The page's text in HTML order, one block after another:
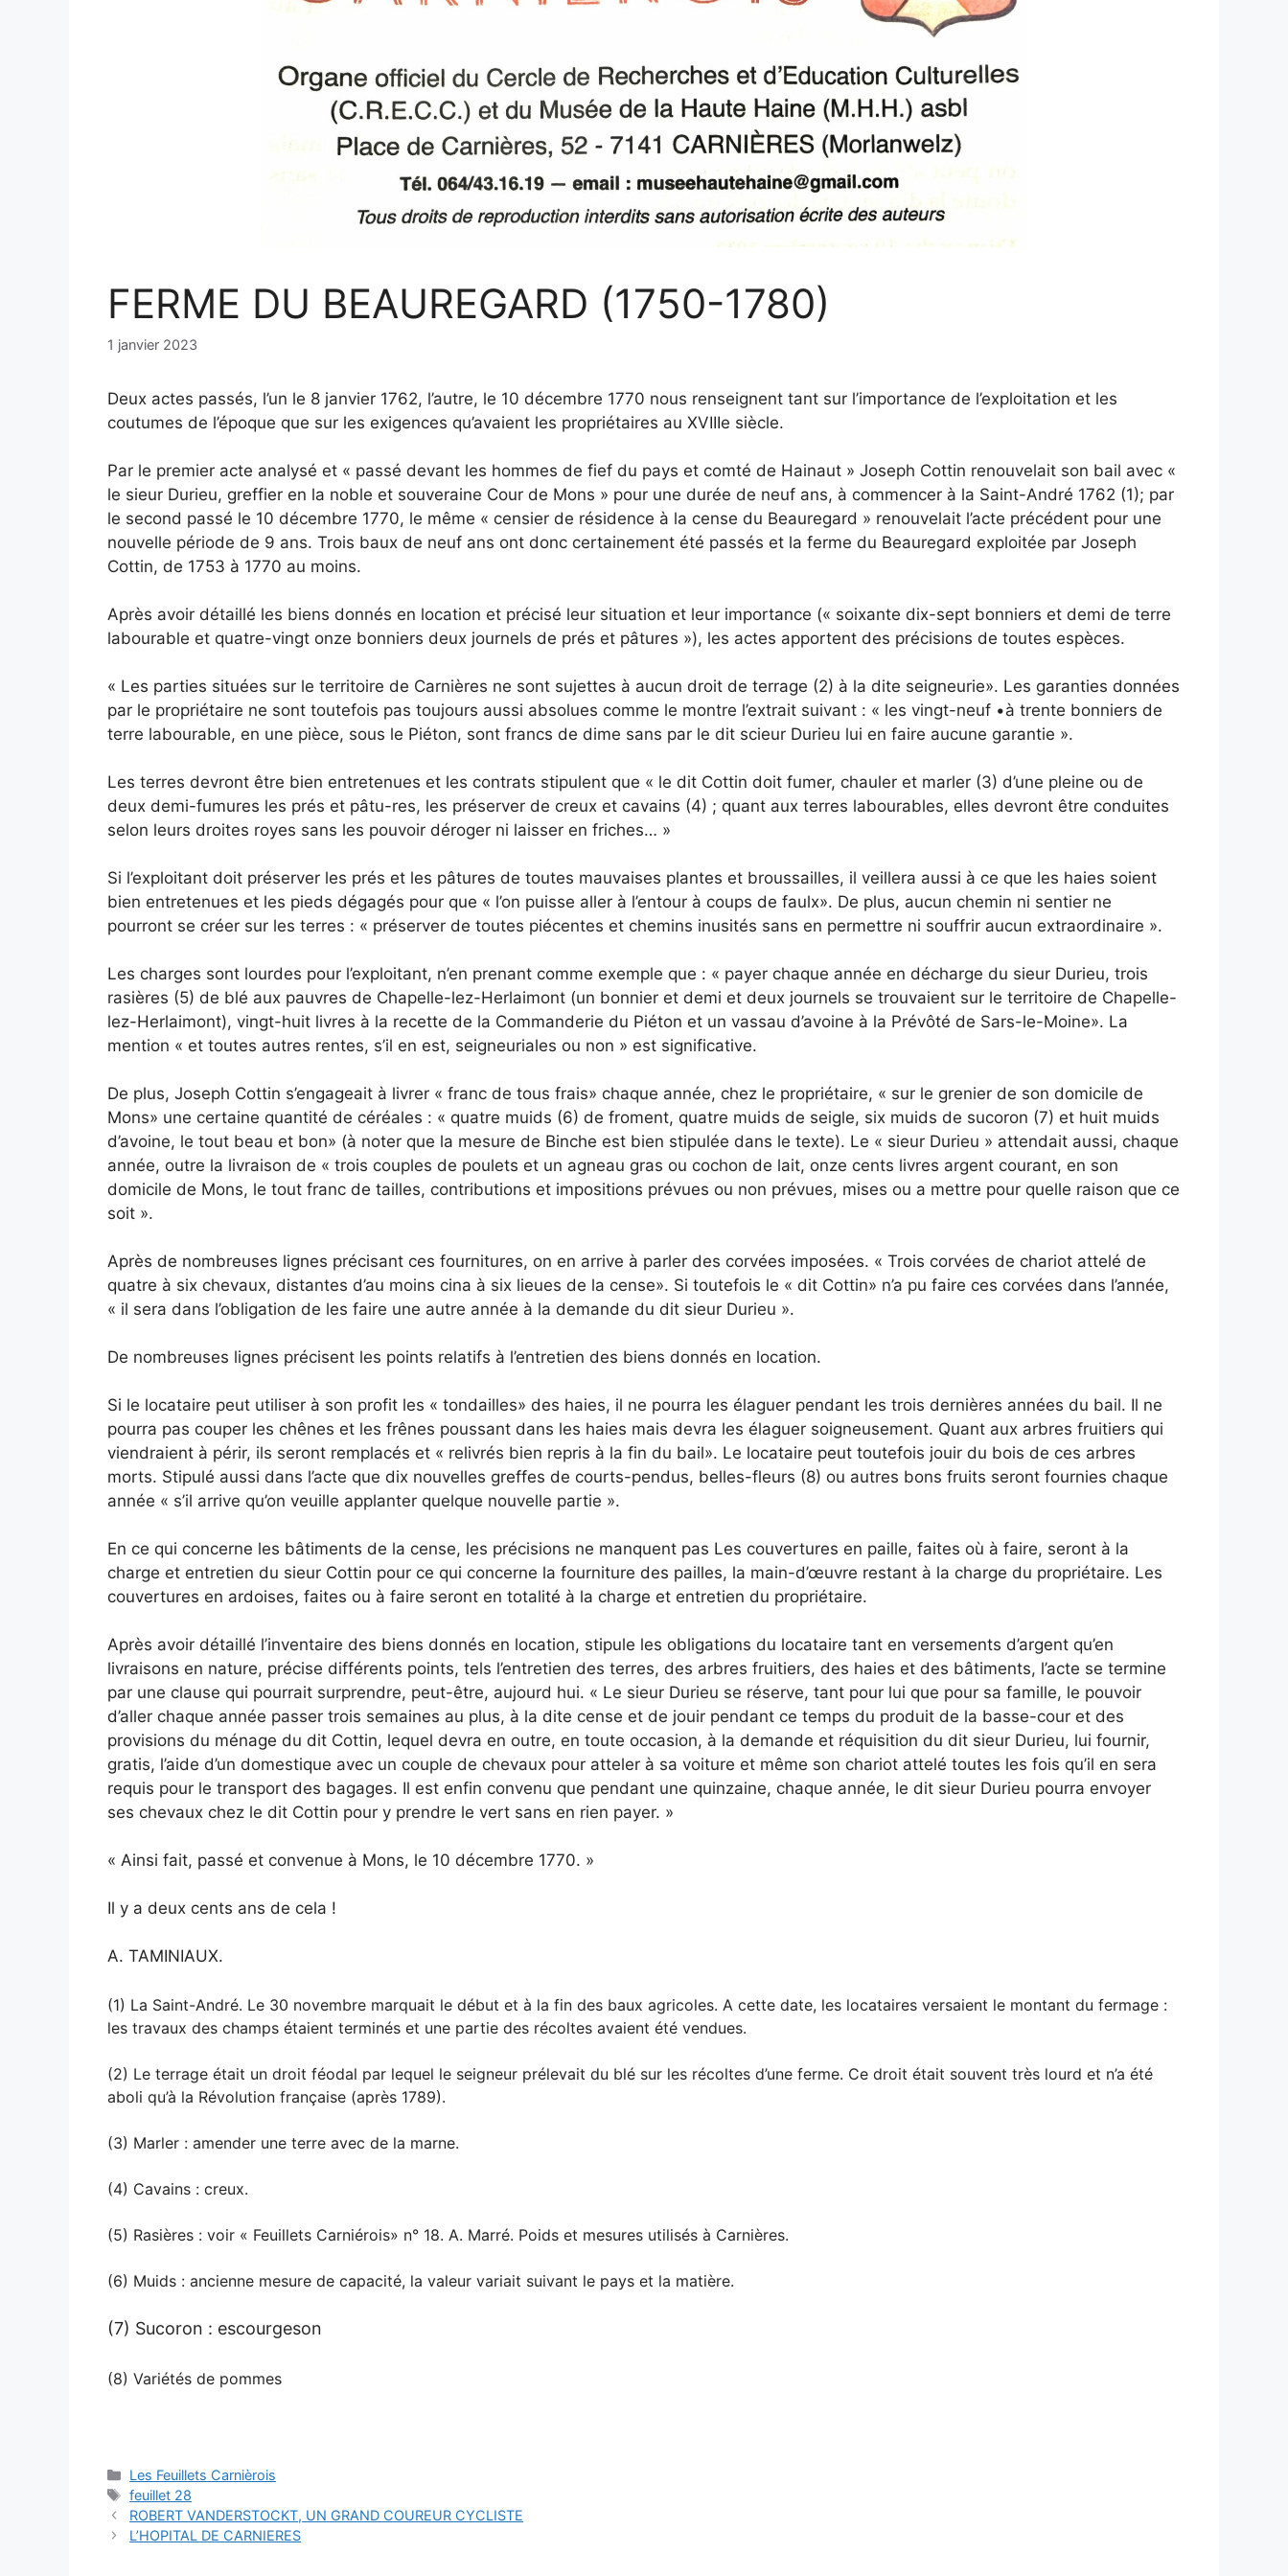
FERME DU BEAUREGARD (1750-1780)
1 janvier 2023
Deux actes passés, l’un le 8 janvier 1762, l’autre, le 10 décembre 1770 nous renseignent tant sur l’importance de l’exploitation et les
coutumes de l’époque que sur les exigences qu’avaient les propriétaires au XVIIIe siècle.
Par le premier acte analysé et « passé devant les hommes de fief du pays et comté de Hainaut » Joseph Cottin renouvelait son bail avec «
le sieur Durieu, greffier en la noble et souveraine Cour de Mons » pour une durée de neuf ans, à commencer à la Saint-André 1762 (1); par
le second passé le 10 décembre 1770, le même « censier de résidence à la cense du Beauregard » renouvelait l’acte précédent pour une
nouvelle période de 9 ans. Trois baux de neuf ans ont donc certainement été passés et la ferme du Beauregard exploitée par Joseph
Cottin, de 1753 à 1770 au moins.
Après avoir détaillé les biens donnés en location et précisé leur situation et leur importance (« soixante dix-sept bonniers et demi de terre
labourable et quatre-vingt onze bonniers deux journels de prés et pâtures »), les actes apportent des précisions de toutes espèces.
« Les parties situées sur le territoire de Carnières ne sont sujettes à aucun droit de terrage (2) à la dite seigneurie». Les garanties données
par le propriétaire ne sont toutefois pas toujours aussi absolues comme le montre l’extrait suivant : « les vingt-neuf •à trente bonniers de
terre labourable, en une pièce, sous le Piéton, sont francs de dime sans par le dit scieur Durieu lui en faire aucune garantie ».
Les terres devront être bien entretenues et les contrats stipulent que « le dit Cottin doit fumer, chauler et marler (3) d’une pleine ou de
deux demi-fumures les prés et pâtu-res, les préserver de creux et cavains (4) ; quant aux terres labourables, elles devront être conduites
selon leurs droites royes sans les pouvoir déroger ni laisser en friches… »
Si l’exploitant doit préserver les prés et les pâtures de toutes mauvaises plantes et broussailles, il veillera aussi à ce que les haies soient
bien entretenues et les pieds dégagés pour que « l’on puisse aller à l’entour à coups de faulx». De plus, aucun chemin ni sentier ne
pourront se créer sur les terres : « préserver de toutes piécentes et chemins inusités sans en permettre ni souffrir aucun extraordinaire ».
Les charges sont lourdes pour l’exploitant, n’en prenant comme exemple que : « payer chaque année en décharge du sieur Durieu, trois
rasières (5) de blé aux pauvres de Chapelle-lez-Herlaimont (un bonnier et demi et deux journels se trouvaient sur le territoire de Chapelle-
lez-Herlaimont), vingt-huit livres à la recette de la Commanderie du Piéton et un vassau d’avoine à la Prévôté de Sars-le-Moine». La
mention « et toutes autres rentes, s’il en est, seigneuriales ou non » est significative.
De plus, Joseph Cottin s’engageait à livrer « franc de tous frais» chaque année, chez le propriétaire, « sur le grenier de son domicile de
Mons» une certaine quantité de céréales : « quatre muids (6) de froment, quatre muids de seigle, six muids de sucoron (7) et huit muids
d’avoine, le tout beau et bon» (à noter que la mesure de Binche est bien stipulée dans le texte). Le « sieur Durieu » attendait aussi, chaque
année, outre la livraison de « trois couples de poulets et un agneau gras ou cochon de lait, onze cents livres argent courant, en son
domicile de Mons, le tout franc de tailles, contributions et impositions prévues ou non prévues, mises ou a mettre pour quelle raison que ce
soit ».
Après de nombreuses lignes précisant ces fournitures, on en arrive à parler des corvées imposées. « Trois corvées de chariot attelé de
quatre à six chevaux, distantes d’au moins cina à six lieues de la cense». Si toutefois le « dit Cottin» n’a pu faire ces corvées dans l’année,
« il sera dans l’obligation de les faire une autre année à la demande du dit sieur Durieu ».
De nombreuses lignes précisent les points relatifs à l’entretien des biens donnés en location.
Si le locataire peut utiliser à son profit les « tondailles» des haies, il ne pourra les élaguer pendant les trois dernières années du bail. Il ne
pourra pas couper les chênes et les frênes poussant dans les haies mais devra les élaguer soigneusement. Quant aux arbres fruitiers qui
viendraient à périr, ils seront remplacés et « relivrés bien repris à la fin du bail». Le locataire peut toutefois jouir du bois de ces arbres
morts. Stipulé aussi dans l’acte que dix nouvelles greffes de courts-pendus, belles-fleurs (8) ou autres bons fruits seront fournies chaque
année « s’il arrive qu’on veuille applanter quelque nouvelle partie ».
En ce qui concerne les bâtiments de la cense, les précisions ne manquent pas Les couvertures en paille, faites où à faire, seront à la
charge et entretien du sieur Cottin pour ce qui concerne la fourniture des pailles, la main-d’œuvre restant à la charge du propriétaire. Les
couvertures en ardoises, faites ou à faire seront en totalité à la charge et entretien du propriétaire.
Après avoir détaillé l’inventaire des biens donnés en location, stipule les obligations du locataire tant en versements d’argent qu’en
livraisons en nature, précise différents points, tels l’entretien des terres, des arbres fruitiers, des haies et des bâtiments, l’acte se termine
par une clause qui pourrait surprendre, peut-être, aujourd hui. « Le sieur Durieu se réserve, tant pour lui que pour sa famille, le pouvoir
d’aller chaque année passer trois semaines au plus, à la dite cense et de jouir pendant ce temps du produit de la basse-cour et des
provisions du ménage du dit Cottin, lequel devra en outre, en toute occasion, à la demande et réquisition du dit sieur Durieu, lui fournir,
gratis, l’aide d’un domestique avec un couple de chevaux pour atteler à sa voiture et même son chariot attelé toutes les fois qu’il en sera
requis pour le transport des bagages. Il est enfin convenu que pendant une quinzaine, chaque année, le dit sieur Durieu pourra envoyer
ses chevaux chez le dit Cottin pour y prendre le vert sans en rien payer. »
« Ainsi fait, passé et convenue à Mons, le 10 décembre 1770. »
Il y a deux cents ans de cela !
A. TAMINIAUX.
(1) La Saint-André. Le 30 novembre marquait le début et à la fin des baux agricoles. A cette date, les locataires versaient le montant du fermage :
les travaux des champs étaient terminés et une partie des récoltes avaient été vendues.
(2) Le terrage était un droit féodal par lequel le seigneur prélevait du blé sur les récoltes d’une ferme. Ce droit était souvent très lourd et n’a été
aboli qu’à la Révolution française (après 1789).
(3) Marler : amender une terre avec de la marne.
(4) Cavains : creux.
(5) Rasières : voir « Feuillets Carniérois» n° 18. A. Marré. Poids et mesures utilisés à Carnières.
(6) Muids : ancienne mesure de capacité, la valeur variait suivant le pays et la matière.
(7) Sucoron : escourgeson
(8) Variétés de pommes
Catégories
Les Feuillets Carnièrois
Étiquettes
feuillet 28
ROBERT VANDERSTOCKT, UN GRAND COUREUR CYCLISTE
L’HOPITAL DE CARNIERES